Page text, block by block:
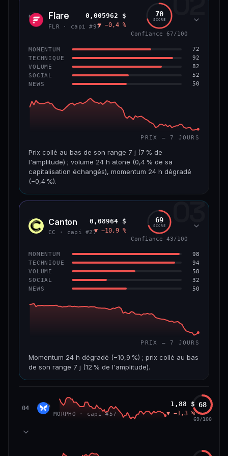
VAR. 7 J VAR. 30 J
+2,5 %
VS ATH
−45,9 %
CONFIANCE 65/100
FLR Flare
FLR · capi #97
0,005962 $
▼ −0,4 %
70
SCORE
Confiance 67/100
MOMENTUM 72
TECHNIQUE 92
VOLUME 82
SOCIAL 52
NEWS 50
PRIX — 7 JOURS
Prix collé au bas de son range 7 j (7 % de
l'amplitude) ; volume 24 h atone (0,4 % de sa
capitalisation échangés), momentum 24 h dégradé
(−0,4 %).
CAP. MARCHÉ VOLUME 24 H
VAR. 7 J VAR. 30 J
−8,8 %
VS ATH
−96,0 %
RANG CAPI.
#97
CONFIANCE 67/100
03
CC Canton
CC · capi #27
0,08964 $
▼ −10,9 %
69
SCORE
Confiance 43/100
MOMENTUM 98
TECHNIQUE 94
VOLUME 58
SOCIAL 32
NEWS 50
PRIX — 7 JOURS
Momentum 24 h dégradé (−10,9 %) ; prix collé au bas
de son range 7 j (12 % de l'amplitude).
3,5 Md$
VAR. 7 J VAR. 30 J
04 MORP Morpho
MORPHO · capi #57
1,88 $
▼ −1,3 %
68
69/100
84